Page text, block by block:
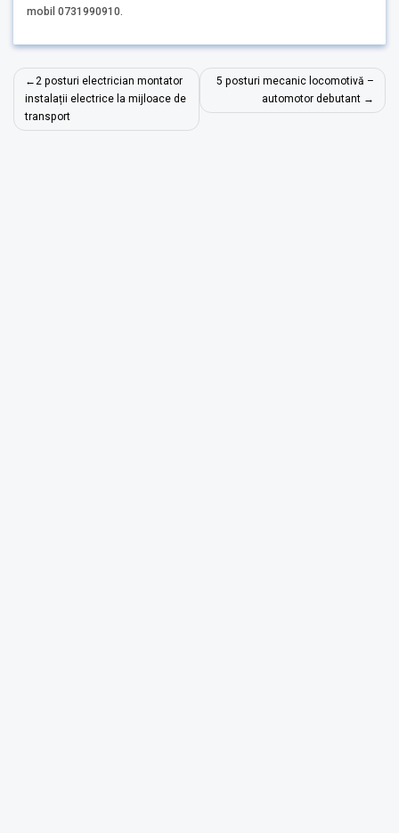
mobil 0731990910.
Post
navigation
2 posturi electrician montator
instalații electrice la mijloace de
transport
5 posturi mecanic locomotivă –
automotor debutant